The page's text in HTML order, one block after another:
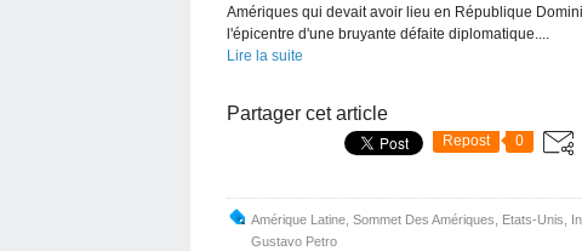
Amériques qui devait avoir lieu en République
l'épicentre d'une bruyante défaite diplomatique....
Lire la suite
Partager cet article
Repost 0
Amérique Latine Sommet Des Amériques Etats-Unis
Gustavo Petro